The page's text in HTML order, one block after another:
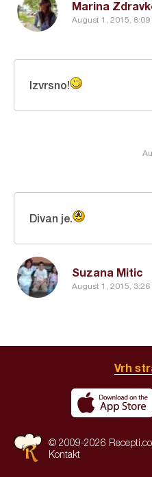
Marina
August 1, 2015, 8:09
Izvrsno!
Suzana Mitic
August 1, 2015, 3:26
Divan je.
Vrh
© 2009-2026
Kontakt